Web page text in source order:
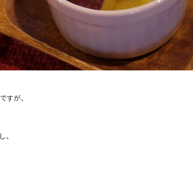
すが、
、